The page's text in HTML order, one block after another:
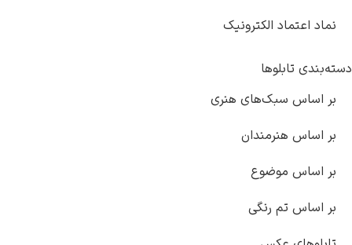
نماد اعتماد الکترونیک
دسته‌بندی تابلوها
بر اساس سبک‌های هنری
بر اساس هنرمندان
بر اساس موضوع
بر اساس تم رنگی